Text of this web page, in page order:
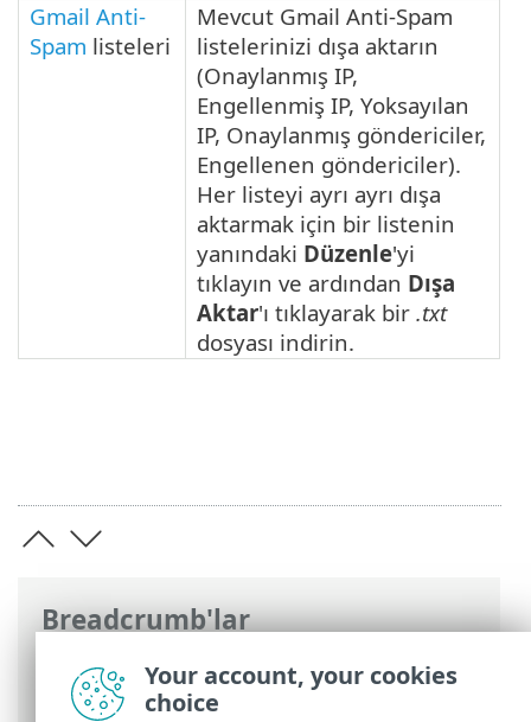
Breadcrumb'lar
ESET Online Yardım>ESET Cloud Office
Security >Genel Bakış
> Veri dışa
Gmail Anti-
Spam listeleri
Mevcut Gmail Anti-Spam
listelerinizi dışa aktarın
(Onaylanmış IP,
Engellenmiş IP, Yoksayılan
IP, Onaylanmış göndericiler,
Engellenen göndericiler).
Her listeyi ayrı ayrı dışa
aktarmak için bir listenin
yanındaki Düzenle'yi
tıklayın ve ardından Dışa
Aktar'ı tıklayarak bir .txt
dosyası indirin.
Your account, your cookies
choice